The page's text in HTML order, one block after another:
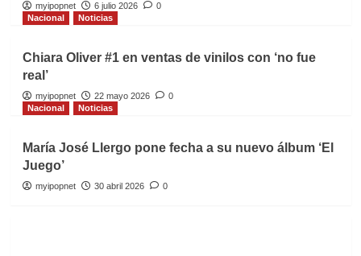
myipopnet 6 julio 2026
0
Nacional
Noticias
Chiara Oliver #1 en ventas de vinilos con ‘no fue
real’
myipopnet 22 mayo 2026
0
Nacional
Noticias
María José Llergo pone fecha a su nuevo álbum ‘El
Juego’
myipopnet 30 abril 2026 0